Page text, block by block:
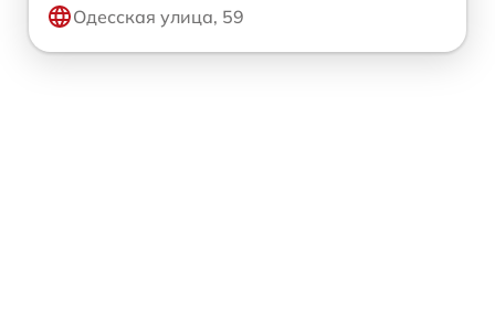
Одесская улица, 59